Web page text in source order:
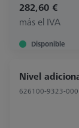
282,60 €
más el IVA
Disponible
Nivel
626100-9323-000